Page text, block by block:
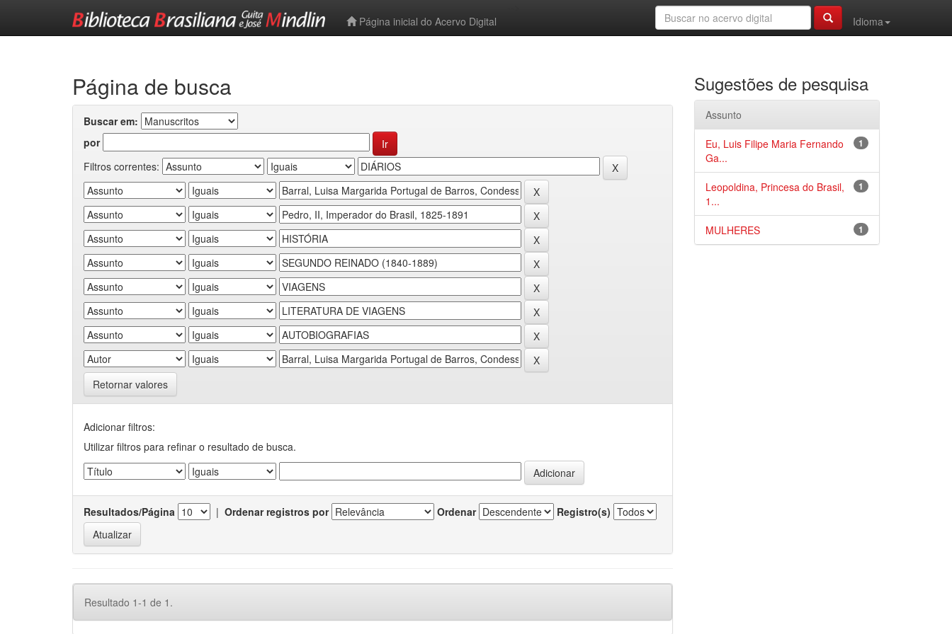
Página inicial do Acervo Digital
Idioma
Página de busca
Buscar em:
por
Filtros correntes:
Retornar valores
Adicionar filtros:
Utilizar filtros para refinar o resultado de busca.
Resultados/Página | Ordenar registros por Ordenar Registro(s)
Resultado 1-1 de 1.
Sugestões de pesquisa
Assunto
1
Eu, Luis Filipe Maria Fernando
Ga...
1
Leopoldina, Princesa do Brasil,
1...
1
MULHERES